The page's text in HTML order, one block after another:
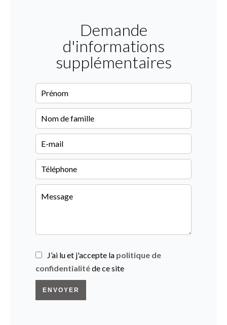
Demande
d'informations
supplémentaires
J’ai lu et j'accepte la politique de
confidentialitéde ce site
ENVOYER